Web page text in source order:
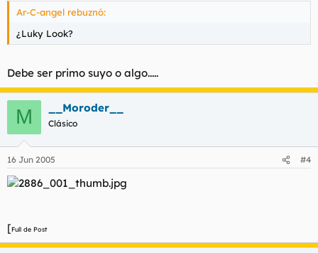
Ar-C-angel rebuznó:
¿Luky Look?
Debe ser primo suyo o algo.....
M __Moroder__
Clásico
16 Jun 2005 #4
[Full de Post